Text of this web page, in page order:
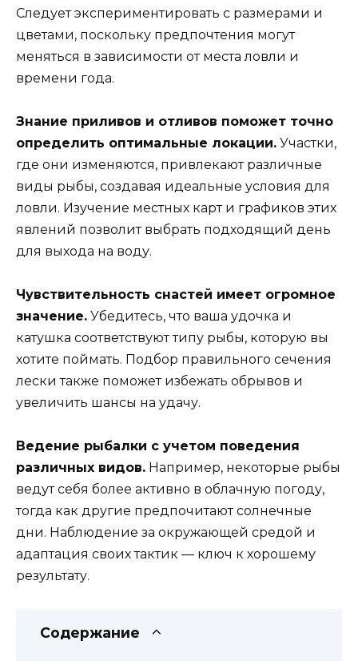
Следует экспериментировать с размерами и
цветами, поскольку предпочтения могут
меняться в зависимости от места ловли и
времени года.
Знание приливов и отливов поможет точно
определить оптимальные локации. Участки,
где они изменяются, привлекают различные
виды рыбы, создавая идеальные условия для
ловли. Изучение местных карт и графиков этих
явлений позволит выбрать подходящий день
для выхода на воду.
Чувствительность снастей имеет огромное
значение. Убедитесь, что ваша удочка и
катушка соответствуют типу рыбы, которую вы
хотите поймать. Подбор правильного сечения
лески также поможет избежать обрывов и
увеличить шансы на удачу.
Ведение рыбалки с учетом поведения
различных видов. Например, некоторые рыбы
ведут себя более активно в облачную погоду,
тогда как другие предпочитают солнечные
дни. Наблюдение за окружающей средой и
адаптация своих тактик — ключ к хорошему
результату.
Содержание